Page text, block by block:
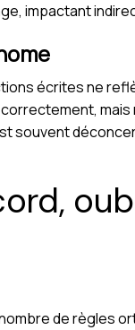
impactant
écrites ne
souvent
de règles